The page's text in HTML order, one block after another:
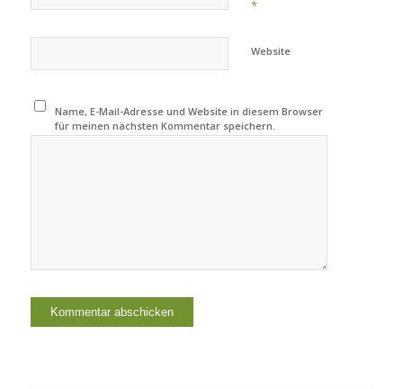
*
Website
Name, E-Mail-Adresse und Website in diesem Browser
für meinen nächsten Kommentar speichern.